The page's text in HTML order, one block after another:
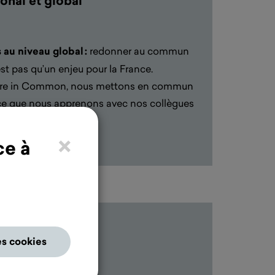
×
à
cookies
au niveau global : redonner au commun
pas qu’un enjeu pour la France.
in Common, nous mettons en commun
que nous apprenons avec nos collègues